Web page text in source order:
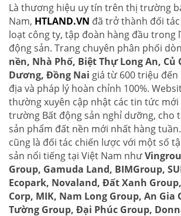
Là thương hiệu uy tín trên thị trường
Nam, HTLAND.VN đã trở thành đối
loạt công ty, tập đoàn hàng đầu trong
động sản. Trang chuyên phân phối
nền, Nhà Phố, Biệt Thự Long An, Củ
Dương, Đồng Nai giá từ 600 triệu đến
địa và pháp lý hoàn chỉnh 100%.
thường xuyên cập nhật các tin tức
trường Bất động sản nghỉ dưỡng, cho
sản phẩm đất nền mới nhất hàng
cũng là đối tác chiến lược với một số
sản nổi tiếng tại Việt Nam như
Group, Gamuda Land, BIMGroup,
Ecopark, Novaland, Đất Xanh
Corp, MIK, Nam Long Group, An Gia
Tường Group, Đại Phúc Group,